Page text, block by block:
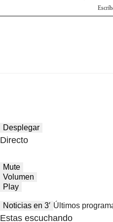
Desplegar
Directo
Mute
Volumen
Play
Noticias en 3′ Últimos
Estas escuchando